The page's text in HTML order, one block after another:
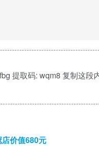
提取码: wqm8 复制这
价值680元